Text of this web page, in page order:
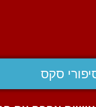
סקס